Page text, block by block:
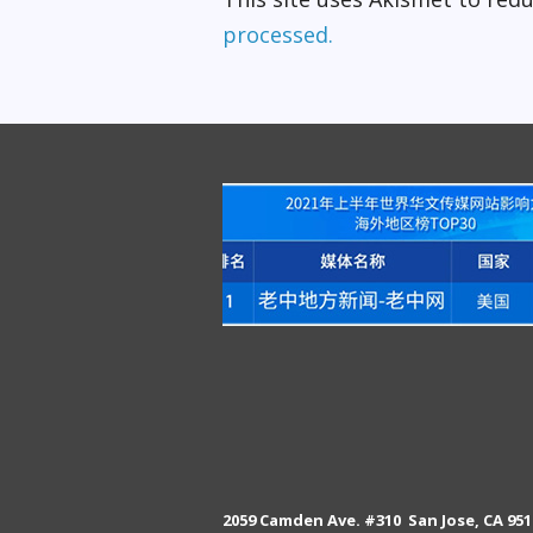
processed.
2059 Camden Ave. #310 San Jose, CA